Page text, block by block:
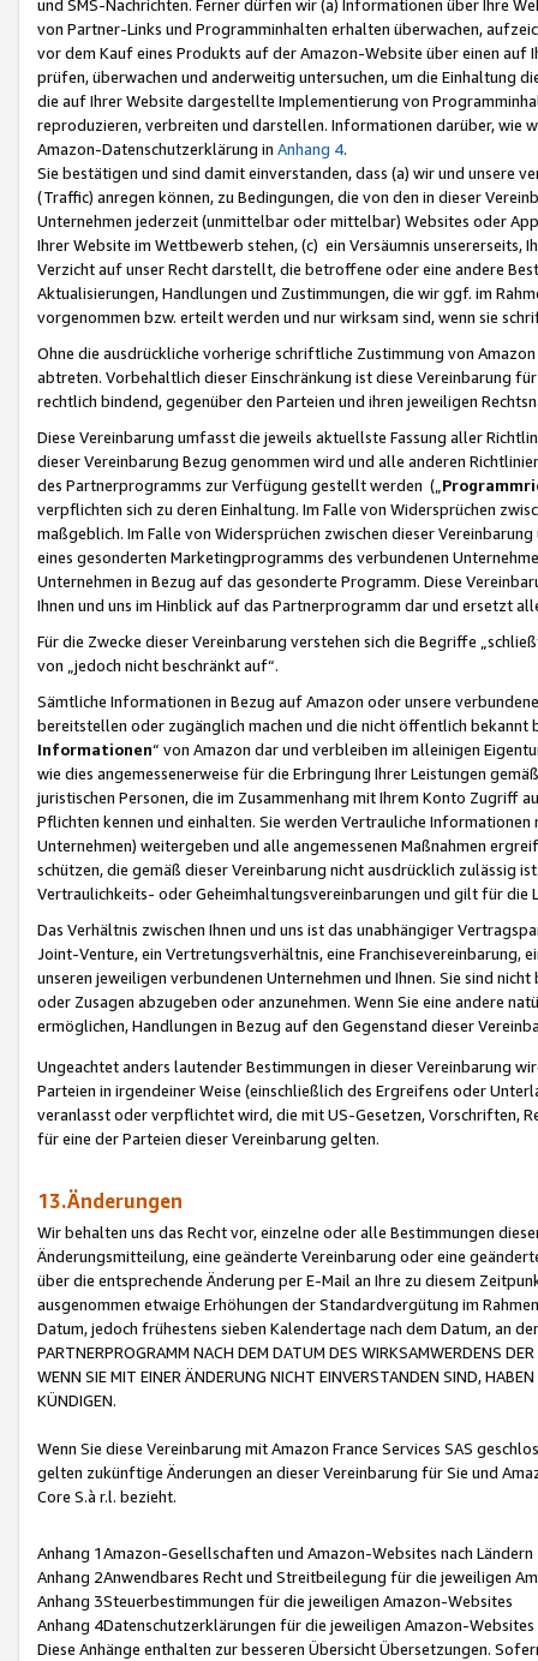
und SMS-Nachrichten. Ferner dürfen wir (a) Informationen über Ihre
von Partner-Links und Programminhalten erhalten überwachen,
vor dem Kauf eines Produkts auf der Amazon-Website über einen
prüfen, überwachen und anderweitig untersuchen, um die Einhaltung
die auf Ihrer Website dargestellte Implementierung von
reproduzieren, verbreiten und darstellen. Informationen darüber, wie
Amazon-Datenschutzerklärung in Anhang 4.
Sie bestätigen und sind damit einverstanden, dass (a) wir und
(Traffic) anregen können, zu Bedingungen, die von den in dieser
Unternehmen jederzeit (unmittelbar oder mittelbar) Websites oder
Ihrer Website im Wettbewerb stehen, (c) ein Versäumnis unsererseits,
Verzicht auf unser Recht darstellt, die betroffene oder eine andere
Aktualisierungen, Handlungen und Zustimmungen, die wir ggf. im
vorgenommen bzw. erteilt werden und nur wirksam sind, wenn sie
Ohne die ausdrückliche vorherige schriftliche Zustimmung von
abtreten. Vorbehaltlich dieser Einschränkung ist diese Vereinbarung
rechtlich bindend, gegenüber den Parteien und ihren jeweiligen
Diese Vereinbarung umfasst die jeweils aktuellste Fassung aller
dieser Vereinbarung Bezug genommen wird und alle anderen
des Partnerprogramms zur Verfügung gestellt werden („
verpflichten sich zu deren Einhaltung. Im Falle von Widersprüchen
maßgeblich. Im Falle von Widersprüchen zwischen dieser
eines gesonderten Marketingprogramms des verbundenen
Unternehmen in Bezug auf das gesonderte Programm. Diese
Ihnen und uns im Hinblick auf das Partnerprogramm dar und ersetzt
Für die Zwecke dieser Vereinbarung verstehen sich die Begriffe
von „jedoch nicht beschränkt auf“.
Sämtliche Informationen in Bezug auf Amazon oder unsere
bereitstellen oder zugänglich machen und die nicht öffentlich
Informationen“ von Amazon dar und verbleiben im alleinigen
wie dies angemessenerweise für die Erbringung Ihrer Leistungen
juristischen Personen, die im Zusammenhang mit Ihrem Konto
Pflichten kennen und einhalten. Sie werden Vertrauliche
Unternehmen) weitergeben und alle angemessenen Maßnahmen
schützen, die gemäß dieser Vereinbarung nicht ausdrücklich zulässig
Vertraulichkeits- oder Geheimhaltungsvereinbarungen und gilt für die
Das Verhältnis zwischen Ihnen und uns ist das unabhängiger
Joint-Venture, ein Vertretungsverhältnis, eine Franchisevereinbarung,
unseren jeweiligen verbundenen Unternehmen und Ihnen. Sie sind
oder Zusagen abzugeben oder anzunehmen. Wenn Sie eine andere
ermöglichen, Handlungen in Bezug auf den Gegenstand dieser
Ungeachtet anders lautender Bestimmungen in dieser Vereinbarung
Parteien in irgendeiner Weise (einschließlich des Ergreifens oder
veranlasst oder verpflichtet wird, die mit US-Gesetzen, Vorschriften,
für eine der Parteien dieser Vereinbarung gelten.
13.Änderungen
Wir behalten uns das Recht vor, einzelne oder alle Bestimmungen
Änderungsmitteilung, eine geänderte Vereinbarung oder eine
über die entsprechende Änderung per E-Mail an Ihre zu diesem
ausgenommen etwaige Erhöhungen der Standardvergütung im
Datum, jedoch frühestens sieben Kalendertage nach dem Datum, an
PARTNERPROGRAMM NACH DEM DATUM DES WIRKSAMWERDENS
WENN SIE MIT EINER ÄNDERUNG NICHT EINVERSTANDEN SIND,
KÜNDIGEN.
Wenn Sie diese Vereinbarung mit Amazon France Services SAS
gelten zukünftige Änderungen an dieser Vereinbarung für Sie und
Core S.à r.l. bezieht.
Anhang 1Amazon-Gesellschaften und Amazon-Websites nach Ländern
Anhang 2Anwendbares Recht und Streitbeilegung für die jeweiligen
Anhang 3Steuerbestimmungen für die jeweiligen Amazon-Websites
Anhang 4Datenschutzerklärungen für die jeweiligen Amazon-Websites
Diese Anhänge enthalten zur besseren Übersicht Übersetzungen.